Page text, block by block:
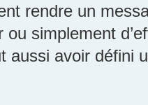
rendre un
ou simplement
aussi avoir défini